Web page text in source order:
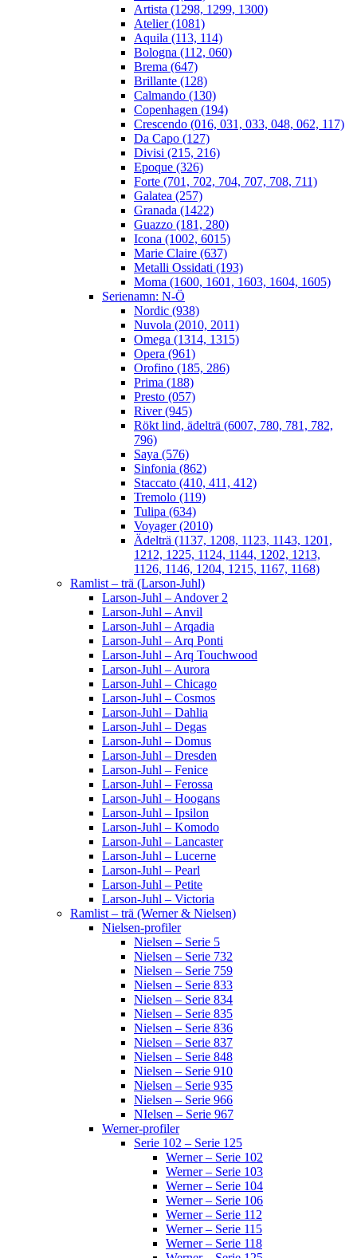
Artista (1298, 1299, 1300)
Atelier (1081)
Aquila (113, 114)
Bologna (112, 060)
Brema (647)
Brillante (128)
Calmando (130)
Copenhagen (194)
Crescendo (016, 031, 033, 048, 062, 117)
Da Capo (127)
Divisi (215, 216)
Epoque (326)
Forte (701, 702, 704, 707, 708, 711)
Galatea (257)
Granada (1422)
Guazzo (181, 280)
Icona (1002, 6015)
Marie Claire (637)
Metalli Ossidati (193)
Moma (1600, 1601, 1603, 1604, 1605)
Serienamn: N-Ö
Nordic (938)
Nuvola (2010, 2011)
Omega (1314, 1315)
Opera (961)
Orofino (185, 286)
Prima (188)
Presto (057)
River (945)
Rökt lind, ädelträ (6007, 780, 781, 782,
796)
Saya (576)
Sinfonia (862)
Staccato (410, 411, 412)
Tremolo (119)
Tulipa (634)
Voyager (2010)
Ädelträ (1137, 1208, 1123, 1143, 1201,
1212, 1225, 1124, 1144, 1202, 1213,
1126, 1146, 1204, 1215, 1167, 1168)
Ramlist – trä (Larson-Juhl)
Larson-Juhl – Andover 2
Larson-Juhl – Anvil
Larson-Juhl – Arqadia
Larson-Juhl – Arq Ponti
Larson-Juhl – Arq Touchwood
Larson-Juhl – Aurora
Larson-Juhl – Chicago
Larson-Juhl – Cosmos
Larson-Juhl – Dahlia
Larson-Juhl – Degas
Larson-Juhl – Domus
Larson-Juhl – Dresden
Larson-Juhl – Fenice
Larson-Juhl – Ferossa
Larson-Juhl – Hoogans
Larson-Juhl – Ipsilon
Larson-Juhl – Komodo
Larson-Juhl – Lancaster
Larson-Juhl – Lucerne
Larson-Juhl – Pearl
Larson-Juhl – Petite
Larson-Juhl – Victoria
Ramlist – trä (Werner & Nielsen)
Nielsen-profiler
Nielsen – Serie 5
Nielsen – Serie 732
Nielsen – Serie 759
Nielsen – Serie 833
Nielsen – Serie 834
Nielsen – Serie 835
Nielsen – Serie 836
Nielsen – Serie 837
Nielsen – Serie 848
Nielsen – Serie 910
Nielsen – Serie 935
Nielsen – Serie 966
NIelsen – Serie 967
Werner-profiler
Serie 102 – Serie 125
Werner – Serie 102
Werner – Serie 103
Werner – Serie 104
Werner – Serie 106
Werner – Serie 112
Werner – Serie 115
Werner – Serie 118